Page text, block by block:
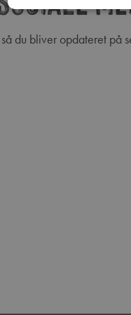
du bliver opdateret på